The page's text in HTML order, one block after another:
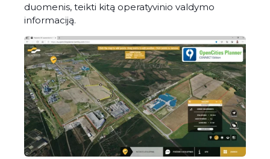
duomenis, teikti kitą operatyvinio valdymo
informaciją.